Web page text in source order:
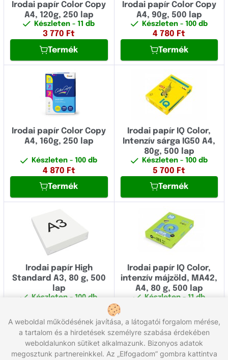
Irodai papír Color Copy
A4, 120g, 250 lap
Készleten- 11 db
3 770 Ft
Termék
Irodai papír Color Copy
A4, 90g, 500 lap
Készleten - 100 db
4 780 Ft
Termék
Irodai papír Color Copy
A4, 160g, 250 lap
Készleten- 100 db
4 870 Ft
Termék
Irodai papír IQ Color,
Intenzív sárga IG50 A4,
80g, 500 lap
Készleten - 100 db
5 700 Ft
Termék
Irodai papír High
Standard A3, 80 g, 500
lap
Készleten- 100 db
Termék
Irodai papír IQ Color,
intenzív májzöld, MA42,
A4, 80 g, 500 lap
Készleten - 11 db
Termék
Összesen 14 termék
A weboldal működésének javítása, a látogatói forgalom mérése,
a tartalom és a hirdetések személyre szabása érdekében
weboldalunkon sütiket alkalmazunk. Bizonyos adatok
megosztunk partnereinkkel. Az „Elfogadom” gombra kattintva